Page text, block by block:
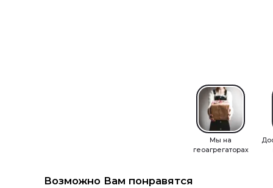
Мы на
геоагрегаторах
Возможно Вам понравятся